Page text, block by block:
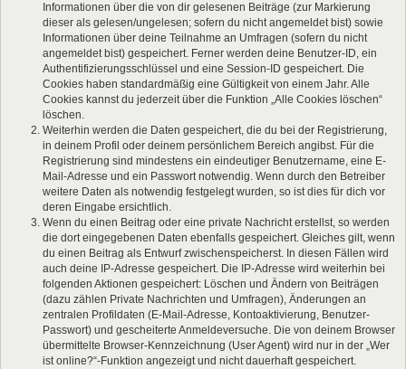
Informationen über die von dir gelesenen Beiträge (zur Markierung
dieser als gelesen/ungelesen; sofern du nicht angemeldet bist) sowie
Informationen über deine Teilnahme an Umfragen (sofern du nicht
angemeldet bist) gespeichert. Ferner werden deine Benutzer-ID, ein
Authentifizierungsschlüssel und eine Session-ID gespeichert. Die
Cookies haben standardmäßig eine Gültigkeit von einem Jahr. Alle
Cookies kannst du jederzeit über die Funktion „Alle Cookies löschen“
löschen.
Weiterhin werden die Daten gespeichert, die du bei der Registrierung,
in deinem Profil oder deinem persönlichem Bereich angibst. Für die
Registrierung sind mindestens ein eindeutiger Benutzername, eine E-
Mail-Adresse und ein Passwort notwendig. Wenn durch den Betreiber
weitere Daten als notwendig festgelegt wurden, so ist dies für dich vor
deren Eingabe ersichtlich.
Wenn du einen Beitrag oder eine private Nachricht erstellst, so werden
die dort eingegebenen Daten ebenfalls gespeichert. Gleiches gilt, wenn
du einen Beitrag als Entwurf zwischenspeicherst. In diesen Fällen wird
auch deine IP-Adresse gespeichert. Die IP-Adresse wird weiterhin bei
folgenden Aktionen gespeichert: Löschen und Ändern von Beiträgen
(dazu zählen Private Nachrichten und Umfragen), Änderungen an
zentralen Profildaten (E-Mail-Adresse, Kontoaktivierung, Benutzer-
Passwort) und gescheiterte Anmeldeversuche. Die von deinem Browser
übermittelte Browser-Kennzeichnung (User Agent) wird nur in der „Wer
ist online?“-Funktion angezeigt und nicht dauerhaft gespeichert.